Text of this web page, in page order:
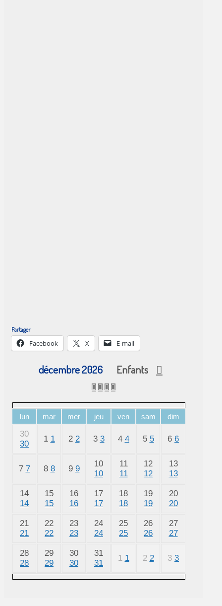
Partager
Facebook X E-mail
décembre 2026 Enfants
lun mar mer jeu ven sam dim
30
30
1 1 2 2 3 3 4 4 5 5 6 6
7 7 8 8 9 9
10
10
11
11
12
12
13
13
14
14
15
15
16
16
17
17
18
18
19
19
20
20
21
21
22
22
23
23
24
24
25
25
26
26
27
27
28
28
29
29
30
30
31
31
1 1 2 2 3 3